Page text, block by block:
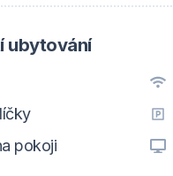
ubytování
pokoji